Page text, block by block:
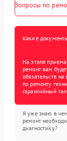
Вопросы по
Какие
На этапе
ремонт вам
обязательств
по ремонту
гарантийный
Я уже знаю в
ремонт
диагностику?